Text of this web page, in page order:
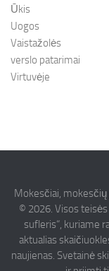
Ūkis
Uogos
Vaistažolės
verslo patarimai
Virtuvėje
Mokesčiai,
© 2026. Visos
sufleris“, kuriame
aktualias
naujienas. Svetainė